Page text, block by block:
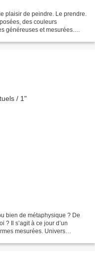
plaisir de peindre. Le prendre.
des couleurs
généreuses et mesurées.
bien de métaphysique ? De
? Il s’agit à ce jour d’un
mesurées. Univers